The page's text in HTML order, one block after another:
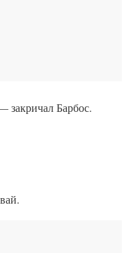
закричал Барбос.